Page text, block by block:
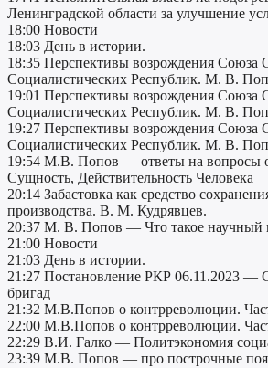
Ленинградской области за улучшение
18:00 Новости
18:03 День в истории.
18:35 Перспективы возрождения Союза
Социалистических Республик. М. В.
19:01 Перспективы возрождения Союза
Социалистических Республик. М. В.
19:27 Перспективы возрождения Союза
Социалистических Республик. М. В.
19:54 М.В. Попов — ответы на вопросы
Сущность, Действительность Человека
20:14 Забастовка как средство
производства. В. М. Кудрявцев.
20:37 М. В. Попов — Что такое научный
21:00 Новости
21:03 День в истории.
21:27 Постановление РКР 06.11.2023 —
бригад
21:32 М.В.Попов о контрреволюции.
22:00 М.В.Попов о контрреволюции.
22:29 В.И. Галко — Политэкономия
23:39 М.В. Попов — про построчные